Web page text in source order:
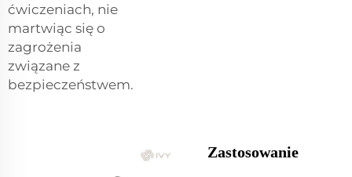
ćwiczeniach, nie
martwiąc się o
zagrożenia
związane z
bezpieczeństwem.
Zastosowanie